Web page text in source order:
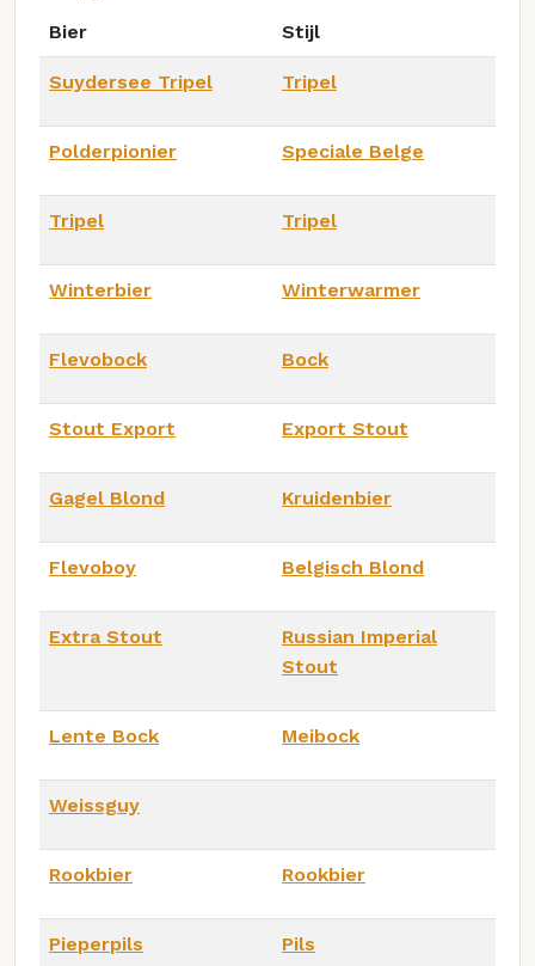
Bier Stijl
Suydersee Tripel Tripel
Polderpionier Speciale Belge
Tripel Tripel
Winterbier Winterwarmer
Flevobock Bock
Stout Export Export Stout
Gagel Blond Kruidenbier
Flevoboy Belgisch Blond
Extra Stout
Russian Imperial
Stout
Lente Bock Meibock
Weissguy
Rookbier Rookbier
Pieperpils Pils